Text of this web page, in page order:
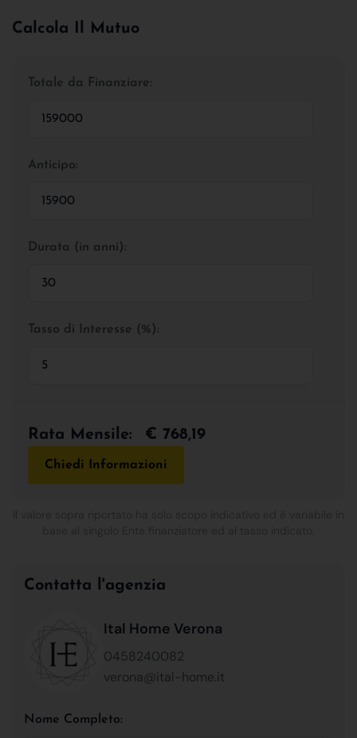
Calcola Il Mutuo
Totale da Finanziare:
Anticipo:
Durata (in anni):
Tasso di Interesse (%):
Rata Mensile: € 768,19
Chiedi Informazioni
Contatta l'agenzia
Ital Home Verona
0458240082
verona@ital-home.it
Nome Completo: